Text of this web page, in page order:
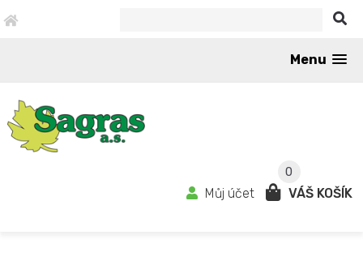
Menu
0
Můj účet VÁŠ KOŠÍK